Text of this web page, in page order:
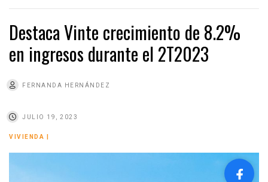
Destaca Vinte crecimiento de 8.2%
en ingresos durante el 2T2023
FERNANDA HERNÁNDEZ
JULIO 19, 2023
VIVIENDA